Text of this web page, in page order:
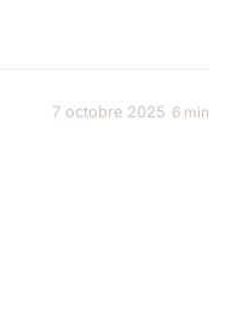
7 octobre 2025 6 min